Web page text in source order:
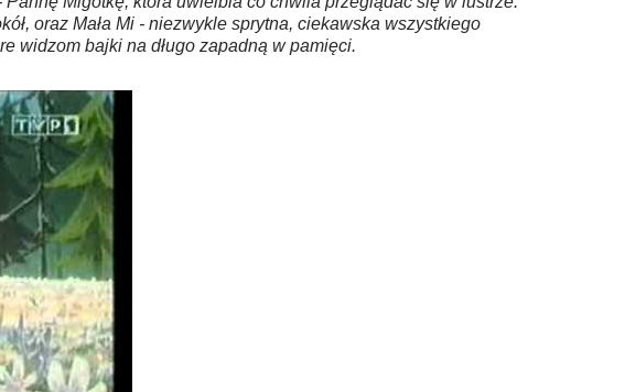
oraz Mała Mi - niezwykle sprytna, ciekawska wszystkiego
widzom bajki na długo zapadną w pamięci.